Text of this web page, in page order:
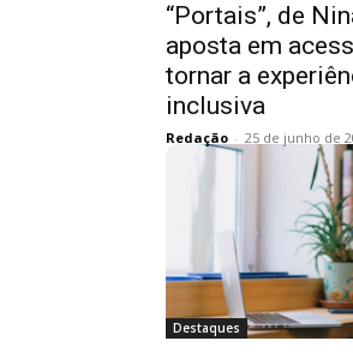
“Portais”, de
aposta em
tornar a
inclusiva
Redação - 25 de junho de
Destaques